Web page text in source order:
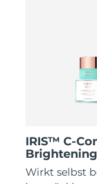
IRIS™ C-
Wirkt selbst